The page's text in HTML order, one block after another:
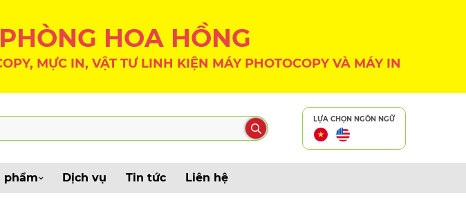
HOA HỒNG
MỰC IN, VẬT TƯ LINH KIỆN MÁY PHOTOCOPY VÀ MÁY IN
LỰA CHỌN NGÔN NGỮ
phẩm Dịch vụ Tin tức Liên hệ